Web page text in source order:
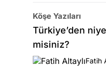
Köşe Yazıları
Türkiye’den
misiniz?
Fatih